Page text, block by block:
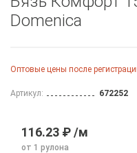
Domenica
Оптовые цены после
Артикул: 672252
116.23 ₽ /м
от 1 рулона